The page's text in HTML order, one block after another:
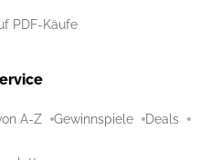
PDF-Käufe
A-Z Gewinnspiele Deals